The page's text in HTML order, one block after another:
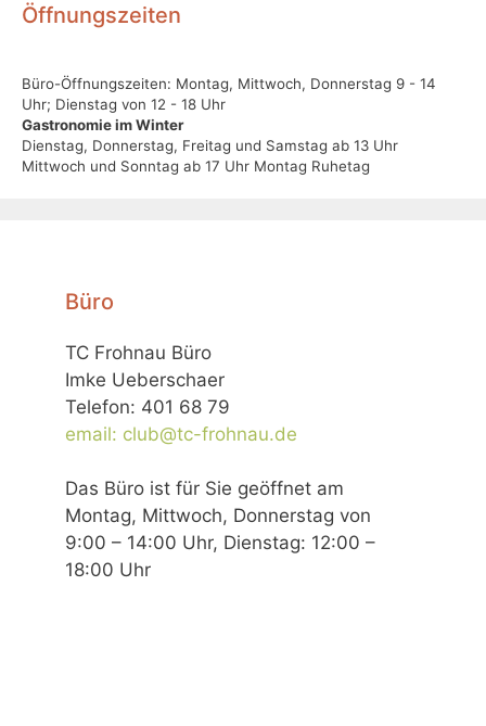
Öffnungszeiten
Büro-Öffnungszeiten: Montag, Mittwoch, Donnerstag 9 - 14
Uhr; Dienstag von 12 - 18 Uhr
Gastronomie im Winter
Dienstag, Donnerstag, Freitag und Samstag ab 13 Uhr
Mittwoch und Sonntag ab 17 Uhr Montag Ruhetag
Büro
TC Frohnau Büro
Imke Ueberschaer
Telefon: 401 68 79
email: club@tc-frohnau.de
Das Büro ist für Sie geöffnet am
Montag, Mittwoch, Donnerstag von
9:00 – 14:00 Uhr, Dienstag: 12:00 –
18:00 Uhr